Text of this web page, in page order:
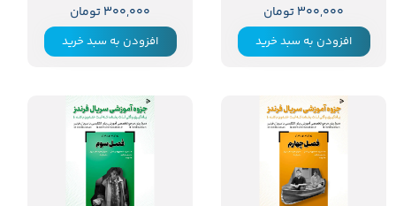
۳۰۰,۰۰۰ تومان
افزودن به سبد خرید
۳۰۰,۰۰۰ تومان
افزودن به سبد خرید